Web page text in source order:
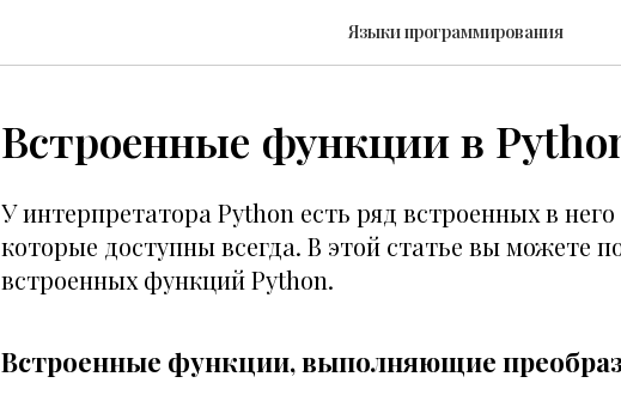
Языки программирования
Встроенные функции в
У интерпретатора Python есть ряд встроенных в
которые доступны всегда. В этой статье вы можете
встроенных функций Python.
Встроенные функции, выполняющие